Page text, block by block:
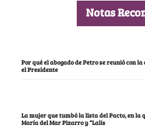
Notas
Por qué el abogado de Petro se reunió con
el Presidente
La mujer que tumbó la lista del Pacto, en la
María del Mar Pizarro y “Lalis